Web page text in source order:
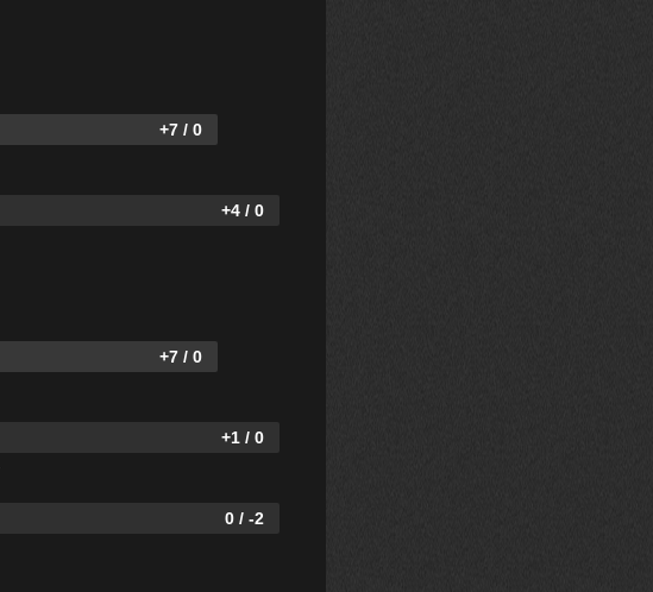
+7 / 0
+4 / 0
+7 / 0
+1 / 0
0 / -2